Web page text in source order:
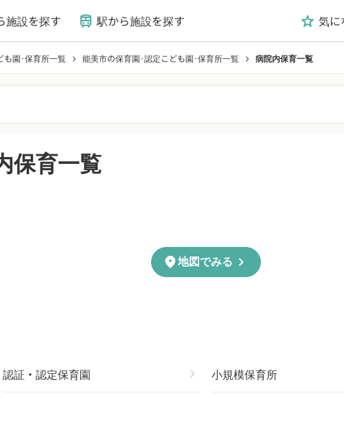
施設を探す train 駅から施設を探す grade 気に
も園･保育所一覧 chevron_right 能美市の保育園･認定こども園･保育所一覧 chevron_right 病院内保育一覧
保育一覧
location_on地図でみる chevron_right
認証・認定保育園 chevron_right 小規模保育所